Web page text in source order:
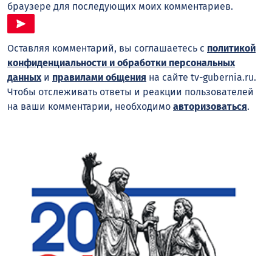
браузере для последующих моих комментариев.
Оставляя комментарий, вы соглашаетесь с политикой
конфиденциальности и обработки персональных
данныхи правилами общения на сайте tv-gubernia.ru.
Чтобы отслеживать ответы и реакции пользователей
на ваши комментарии, необходимо авторизоваться.